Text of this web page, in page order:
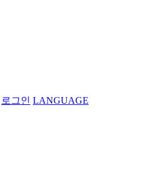
로그인 LANGUAGE